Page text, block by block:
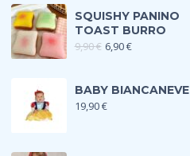
SQUISHY PANINO
TOAST BURRO
9,90€ 6,90€
BABY BIANCANEVE
19,90€